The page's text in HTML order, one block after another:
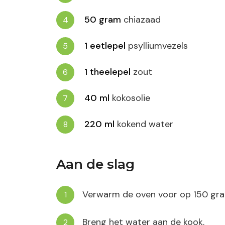
50 gram chiazaad
1 eetlepel psylliumvezels
1 theelepel zout
40 ml kokosolie
220 ml kokend water
Aan de slag
Verwarm de oven voor op 150
Breng het water aan de kook.